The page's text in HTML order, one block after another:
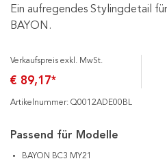
Ein aufregendes Stylingdetail
BAYON.
Verkaufspreis exkl. MwSt.
€ 89,17*
Artikelnummer: Q0012ADE00BL
Passend für Modelle
BAYON BC3 MY21